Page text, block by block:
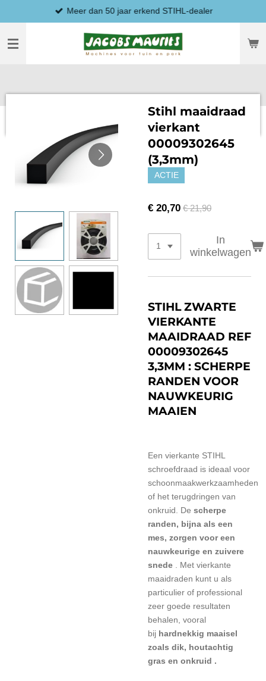
direct
naar
hoofdinhoud
Meer dan 50 jaar erkend STIHL-dealer
Stihl maaidraad
vierkant
00009302645
(3,3mm)
ACTIE
€ 20,70 € 21,90
In
winkelwagen
STIHL ZWARTE
VIERKANTE
MAAIDRAAD REF
00009302645
3,3MM : SCHERPE
RANDEN VOOR
NAUWKEURIG
MAAIEN
Een vierkante STIHL
schroefdraad is ideaal voor
schoonmaakwerkzaamheden
of het terugdringen van
onkruid. De scherpe
randen, bijna als een
mes, zorgen voor een
nauwkeurige en zuivere
snede
Met vierkante
maaidraden kunt u als
particulier of professional
zeer goede resultaten
behalen, vooral
bij hardnekkig maaisel
zoals dik, houtachtig
gras en onkruid .